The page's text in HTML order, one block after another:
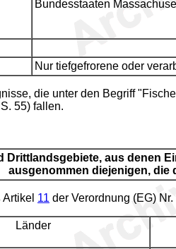
Bundesstaaten
Nur tiefgefrorene oder
die unter den Begriff
55) fallen.
Drittlandsgebiete, aus denen
ausgenommen diejenigen, die
11 der Verordnung (EG)
Länder